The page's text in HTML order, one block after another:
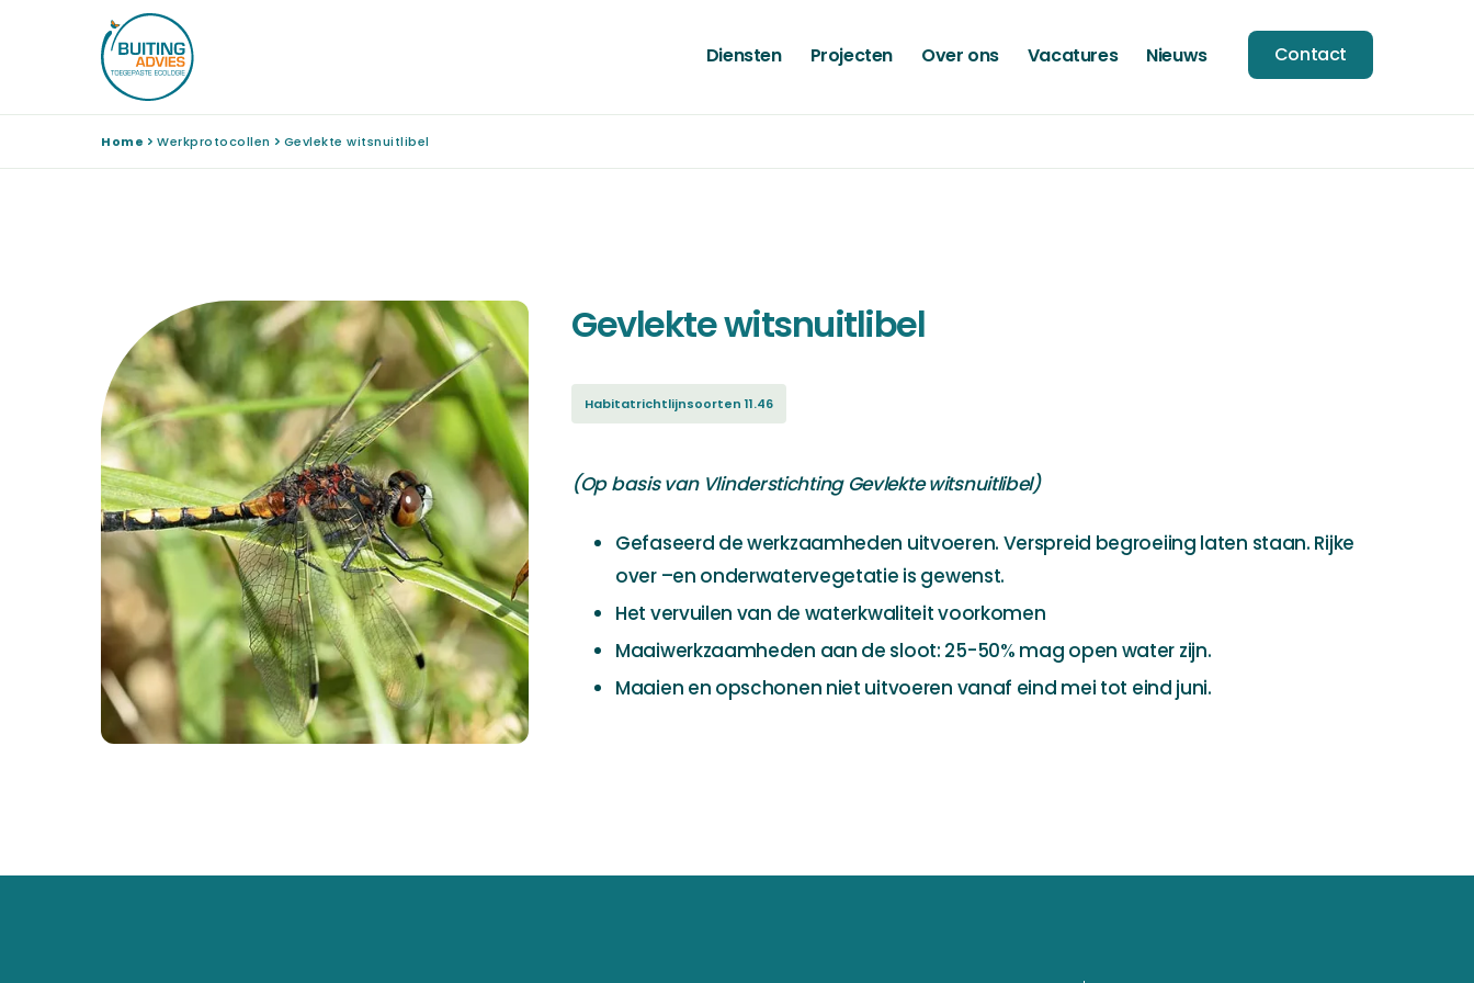
Diensten Projecten Over ons Vacatures Nieuws Contact
Home Werkprotocollen Gevlekte witsnuitlibel
Gevlekte witsnuitlibel
Habitatrichtlijnsoorten 11.46
(Op basis van Vlinderstichting Gevlekte witsnuitlibel)
Gefaseerd de werkzaamheden uitvoeren. Verspreid begroeiing laten staan. Rijke
over –en onderwatervegetatie is gewenst.
Het vervuilen van de waterkwaliteit voorkomen
Maaiwerkzaamheden aan de sloot: 25-50% mag open water zijn.
Maaien en opschonen niet uitvoeren vanaf eind mei tot eind juni.